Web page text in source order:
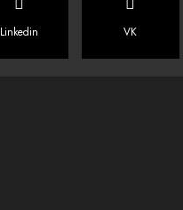
Linkedin VK